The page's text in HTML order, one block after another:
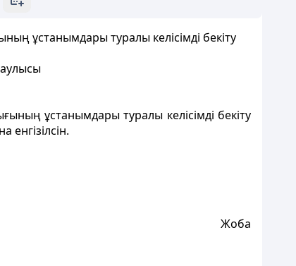
ұстанымдары туралы келісімді бекіту
ұстанымдары туралы келісімді бекіту
Жоба